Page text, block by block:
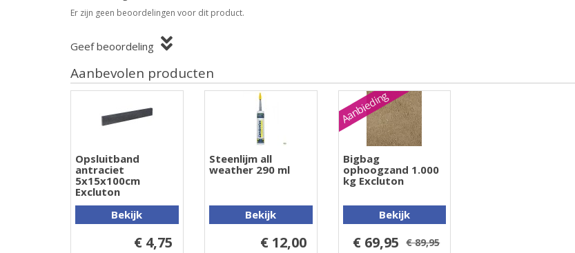
Er zijn geen beoordelingen voor dit product.
Geef beoordeling
Aanbevolen producten
Opsluitband
antraciet
5x15x100cm
Excluton
Bekijk
€ 4,75
Steenlijm all
weather 290 ml
Bekijk
€ 12,00
Aanbieding
Bigbag
ophoogzand 1.000
kg Excluton
Bekijk
€ 69,95 € 89,95